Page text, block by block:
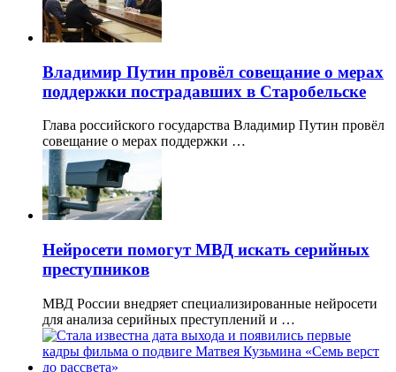
Владимир Путин провёл совещание о мерах
поддержки пострадавших в Старобельске
Глава российского государства Владимир Путин провёл
совещание о мерах поддержки …
Нейросети помогут МВД искать серийных
преступников
МВД России внедряет специализированные нейросети
для анализа серийных преступлений и …